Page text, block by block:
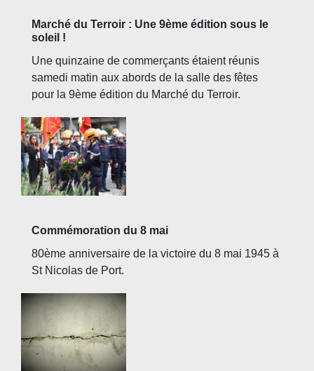
Marché du Terroir : Une 9ème édition sous le
soleil !
Une quinzaine de commerçants étaient réunis
samedi matin aux abords de la salle des fêtes
pour la 9ème édition du Marché du Terroir.
Commémoration du 8 mai
80ème anniversaire de la victoire du 8 mai 1945 à
St Nicolas de Port.